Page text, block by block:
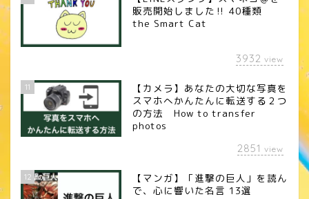
販売開始しました‼︎ 40種類
the Smart Cat
3932 view
11
【カメラ】あなたの大切な写真を
スマホへかんたんに転送する２つ
の方法 How to transfer
photos
2851 view
12
【マンガ】「進撃の巨人」を読ん
で、心に響いた名言 13選